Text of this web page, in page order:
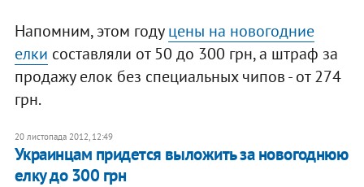
Напомним, этом годуцены на новогодние
елки составляли от 50 до 300 грн, а штраф за
продажу елок без специальных чипов - от 274
грн.
20 листопада 2012, 12:49
Украинцам придется выложить за новогоднюю
елку до 300 грн